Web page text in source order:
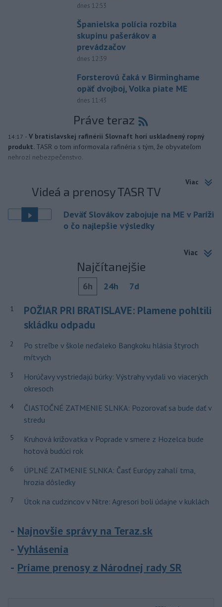
dnes 12:53
Španielska polícia rozbila
skupinu pašerákov a
prevádzačov
dnes 12:39
Forsterovú čaká v Birminghame
opäť dvojboj, Volka piate ME
dnes 11:43
Práve teraz
14:17 - V bratislavskej rafinérii Slovnaft horí uskladnený ropný
produkt. TASR o tom informovala rafinéria s tým, že obyvateľom
nehrozí nebezpečenstvo.
Viac
Videá a prenosy TASR TV
Deväť Slovákov zabojuje na ME v Paríži
o čo najlepšie výsledky
Viac
Najčítanejšie
6h 24h 7d
1
POŽIAR PRI BRATISLAVE: Plamene pohltili
skládku odpadu
2
Po streľbe v škole neďaleko Bangkoku hlásia štyroch
mŕtvych
3
Horúčavy vystriedajú búrky: Výstrahy vydali vo viacerých
okresoch
4
ČIASTOČNÉ ZATMENIE SLNKA: Pozorovať sa bude dať v
stredu
5
Kruhová križovatka v Poprade v smere z Hozelca bude
hotová budúci rok
6
ÚPLNÉ ZATMENIE SLNKA: Časť Európy zahalí tma,
hrozia dôsledky
7 Útok na cudzincov v Nitre: Agresori boli údajne v kuklách
Najnovšie správy na Teraz.sk
Vyhlásenia
Priame prenosy z Národnej rady SR